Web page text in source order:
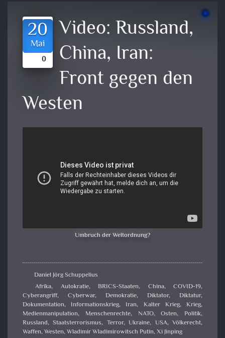
20
Mai
0
Video: Russland,
China, Iran:
Front gegen den
Westen
Umbruch der Weltordnung?
Daniel Jörg Schuppelius
Afrika, Autokratie, BRICS-Staaten, China, COVID-19,
Cyberangriff, Cyberwar, Demokratie, Diktator, Diktatur,
Dokumentation, Informationskrieg, Iran, Kalter Krieg,Krieg,
Medienmanipulation, Menschenrechte, NATO,Osten, Politik,
Russland,Staatsterrorismus, Terror,Ukraine, USA,Völkerecht,
Waffen,Westen,Wladimir Wladimirowitsch Putin,Xi Jinping